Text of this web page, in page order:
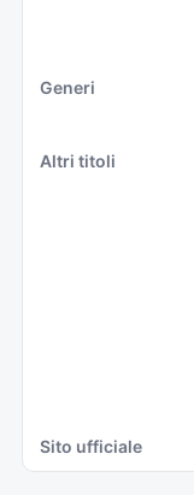
Generi
Altri titoli
Sito ufficiale